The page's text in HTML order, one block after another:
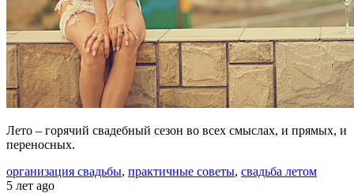
Лето – горячий свадебный сезон во всех смыслах, и прямых, и
переносных.
организация свадьбы, практичные советы, свадьба летом
5 лет ago